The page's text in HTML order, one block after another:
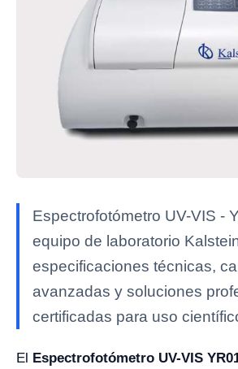
Espectrofotómetro UV-VIS -
equipo de laboratorio
especificaciones técnicas,
avanzadas y soluciones
certificadas para uso
El Espectrofotómetro UV-VIS